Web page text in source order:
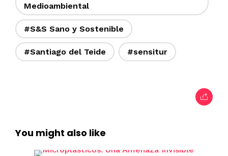
Medioambiental
#S&S Sano y Sostenible
#Santiago del Teide #sensitur
You might also like